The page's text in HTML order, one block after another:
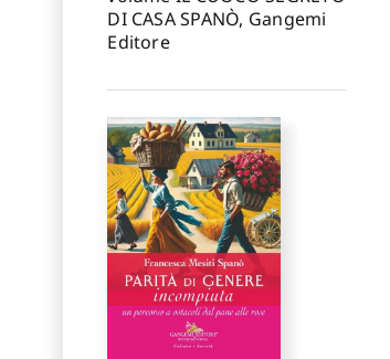
DI CASA SPANÒ, Gangemi
Editore